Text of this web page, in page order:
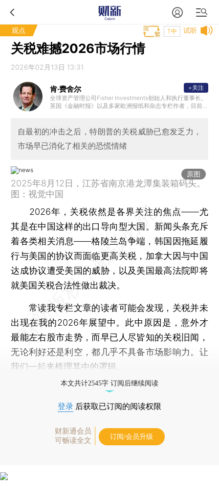
观点 试听
T中
关税难撼2026市场行情
2026年02月13日 13:31
肯·费舍尔
全球资产管理公司Fisher Investments创始人和执行董事长。
英国《金融时报》以及多家欧洲报纸和杂志专栏作者，目前
+关注
自最初的冲击之后，特朗普的关税威胁已愈发乏力，
市场早已消化了相关的恐慌情绪
原图
2025年8月12日，江苏省南京港龙潭集装箱码头。
图：视觉中国
2026年，关税依然是各界关注的焦点——尤
其是在中国这样的出口导向型大国。新闻头条充斥
着各类相关消息——格陵兰岛争端，韩国因拖延履
行与美国的协议而面临更高关税，加拿大因与中国
达成协议遭受美国的威胁，以及美国最高法院即将
就美国关税合法性做出裁决。
常读我专栏文章的读者可能会发现，关税并未
出现在我的2026年展望中。此中原因是，意外才
最能左右股市走势，而早已人尽皆知的关税旧闻，
无论利好还是利空，都几乎不具备市场影响力。让
我们一起来梳理其中的逻辑。
本文共计2545字 订阅后继续阅读
登录 后获取已订阅的阅读权限
财新通会员
可畅读全文
订阅/会员升级